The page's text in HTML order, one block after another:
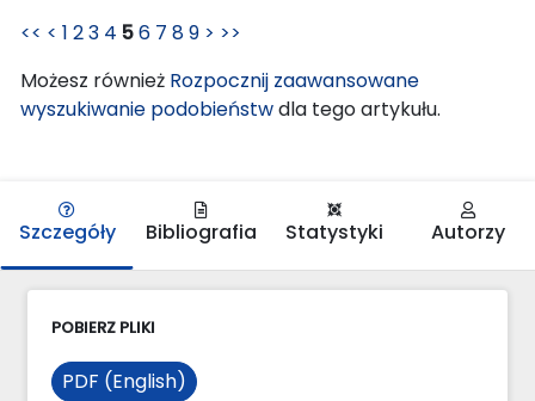
<< < 1 23 4 56 7 89 > >>
Możesz również Rozpocznij zaawansowane
wyszukiwanie podobieństwdla tego artykułu.
Szczegóły Bibliografia Statystyki Autorzy
POBIERZ PLIKI
PDF (English)